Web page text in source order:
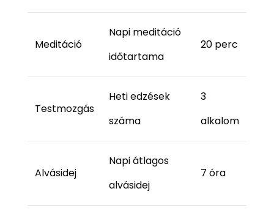
Meditáció
Napi meditáció
időtartama
20 perc
Testmozgás
Heti edzések
száma
3
alkalom
Alvásidej
Napi átlagos
alvásidej
7 óra